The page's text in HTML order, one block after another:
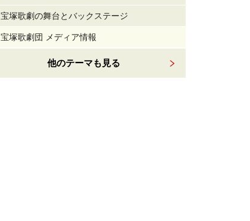
宝塚歌劇の舞台とバックステージ
宝塚歌劇団 メディア情報
他のテーマも見る